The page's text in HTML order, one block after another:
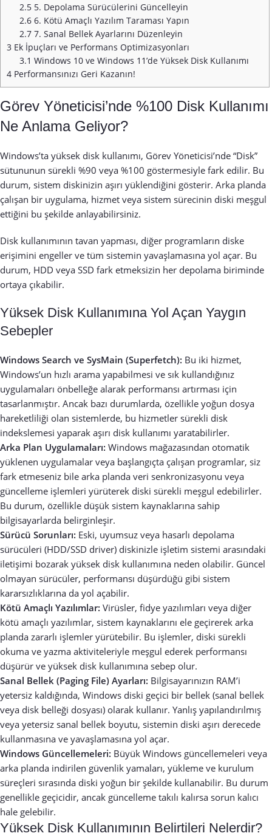
2.5 5. Depolama Sürücülerini Güncelleyin
2.6 6. Kötü Amaçlı Yazılım Taraması Yapın
2.7 7. Sanal Bellek Ayarlarını Düzenleyin
3 Ek İpuçları ve Performans Optimizasyonları
3.1 Windows 10 ve Windows 11’de Yüksek Disk Kullanımı
4 Performansınızı Geri Kazanın!
Görev Yöneticisi’nde %100 Disk Kullanımı
Ne Anlama Geliyor?
Windows’ta yüksek disk kullanımı, Görev Yöneticisi’nde “Disk”
sütununun sürekli %90 veya %100 göstermesiyle fark edilir. Bu
durum, sistem diskinizin aşırı yüklendiğini gösterir. Arka planda
çalışan bir uygulama, hizmet veya sistem sürecinin diski meşgul
ettiğini bu şekilde anlayabilirsiniz.
Disk kullanımının tavan yapması, diğer programların diske
erişimini engeller ve tüm sistemin yavaşlamasına yol açar. Bu
durum, HDD veya SSD fark etmeksizin her depolama biriminde
ortaya çıkabilir.
Yüksek Disk Kullanımına Yol Açan Yaygın
Sebepler
Windows Search ve SysMain (Superfetch): Bu iki hizmet,
Windows’un hızlı arama yapabilmesi ve sık kullandığınız
uygulamaları önbelleğe alarak performansı artırması için
tasarlanmıştır. Ancak bazı durumlarda, özellikle yoğun dosya
hareketliliği olan sistemlerde, bu hizmetler sürekli disk
indekslemesi yaparak aşırı disk kullanımı yaratabilirler.
Arka Plan Uygulamaları: Windows mağazasından otomatik
yüklenen uygulamalar veya başlangıçta çalışan programlar, siz
fark etmeseniz bile arka planda veri senkronizasyonu veya
güncelleme işlemleri yürüterek diski sürekli meşgul edebilirler.
Bu durum, özellikle düşük sistem kaynaklarına sahip
bilgisayarlarda belirginleşir.
Sürücü Sorunları: Eski, uyumsuz veya hasarlı depolama
sürücüleri (HDD/SSD driver) diskinizle işletim sistemi arasındaki
iletişimi bozarak yüksek disk kullanımına neden olabilir. Güncel
olmayan sürücüler, performansı düşürdüğü gibi sistem
kararsızlıklarına da yol açabilir.
Kötü Amaçlı Yazılımlar: Virüsler, fidye yazılımları veya diğer
kötü amaçlı yazılımlar, sistem kaynaklarını ele geçirerek arka
planda zararlı işlemler yürütebilir. Bu işlemler, diski sürekli
okuma ve yazma aktiviteleriyle meşgul ederek performansı
düşürür ve yüksek disk kullanımına sebep olur.
Sanal Bellek (Paging File) Ayarları: Bilgisayarınızın RAM’i
yetersiz kaldığında, Windows diski geçici bir bellek (sanal bellek
veya disk belleği dosyası) olarak kullanır. Yanlış yapılandırılmış
veya yetersiz sanal bellek boyutu, sistemin diski aşırı derecede
kullanmasına ve yavaşlamasına yol açar.
Windows Güncellemeleri: Büyük Windows güncellemeleri veya
arka planda indirilen güvenlik yamaları, yükleme ve kurulum
süreçleri sırasında diski yoğun bir şekilde kullanabilir. Bu durum
genellikle geçicidir, ancak güncelleme takılı kalırsa sorun kalıcı
hale gelebilir.
Yüksek Disk Kullanımının Belirtileri Nelerdir?